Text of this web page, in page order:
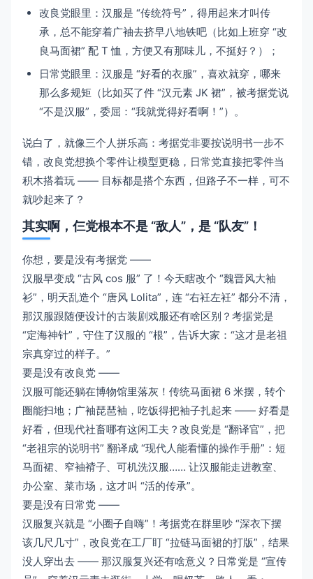
改良党眼里：汉服是 “传统符号”，得用起来才叫传
承，总不能穿着广袖去挤早八地铁吧（比如上班穿 “改
良马面裙” 配 T 恤，方便又有那味儿，不挺好？）；
日常党眼里：汉服是 “好看的衣服”，喜欢就穿，哪来
那么多规矩（比如买了件 “汉元素 JK 裙”，被考据党说
“不是汉服”，委屈：“我就觉得好看啊！”）。
说白了，就像三个人拼乐高：考据党非要按说明书一步不
错，改良党想换个零件让模型更稳，日常党直接把零件当
积木搭着玩 —— 目标都是搭个东西，但路子不一样，可不
就吵起来了？
其实啊，仨党根本不是 “敌人”，是 “队友”！
你想，要是没有考据党 ——
汉服早变成 “古风 cos 服” 了！今天瞎改个 “魏晋风大袖
衫”，明天乱造个 “唐风 Lolita”，连 “右衽左衽” 都分不清，
那汉服跟随便设计的古装剧戏服还有啥区别？考据党是
“定海神针”，守住了汉服的 “根”，告诉大家：“这才是老祖
宗真穿过的样子。”
要是没有改良党 ——
汉服可能还躺在博物馆里落灰！传统马面裙 6 米摆，转个
圈能扫地；广袖琵琶袖，吃饭得把袖子扎起来 —— 好看是
好看，但现代社畜哪有这闲工夫？改良党是 “翻译官”，把
“老祖宗的说明书” 翻译成 “现代人能看懂的操作手册”：短
马面裙、窄袖褙子、可机洗汉服…… 让汉服能走进教室、
办公室、菜市场，这才叫 “活的传承”。
要是没有日常党 ——
汉服复兴就是 “小圈子自嗨”！考据党在群里吵 “深衣下摆
该几尺几寸”，改良党在工厂盯 “拉链马面裙的打版”，结果
没人穿出去 —— 那汉服复兴还有啥意义？日常党是 “宣传